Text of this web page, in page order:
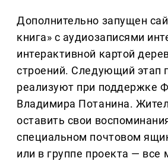
Дополнительно запущен
книга» с аудиозаписями
интерактивной картой
строений. Следующий этап
реализуют при поддержке
Владимира Потанина.
оставить свои
специальном почтовом
или в группе проекта — все